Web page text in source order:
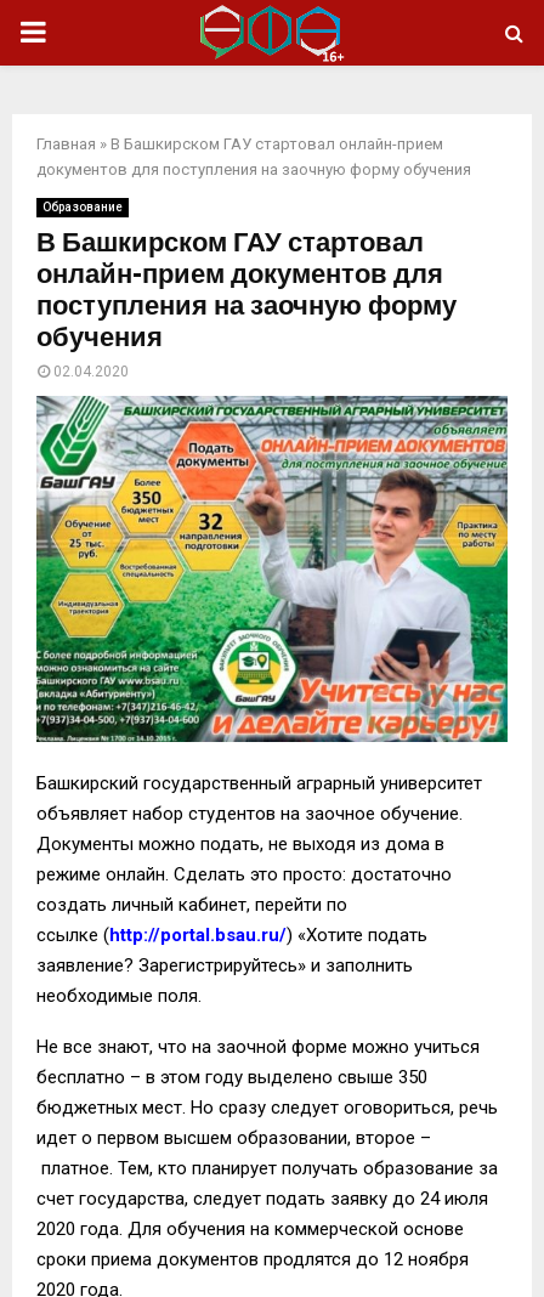
ОСНОВНОЕ
Главная » В Башкирском ГАУ стартовал онлайн-прием
документов для поступления на заочную форму обучения
Образование
В Башкирском ГАУ стартовал
онлайн-прием документов для
поступления на заочную форму
обучения
02.04.2020
Башкирский государственный аграрный университет
объявляет набор студентов на заочное обучение.
Документы можно подать, не выходя из дома в
режиме онлайн. Сделать это просто: достаточно
создать личный кабинет, перейти по
ссылке (http://portal.bsau.ru/) «Хотите подать
заявление? Зарегистрируйтесь» и заполнить
необходимые поля.
Не все знают, что на заочной форме можно учиться
бесплатно – в этом году выделено свыше 350
бюджетных мест. Но сразу следует оговориться, речь
идет о первом высшем образовании, второе –
платное. Тем, кто планирует получать образование за
счет государства, следует подать заявку до 24 июля
2020 года. Для обучения на коммерческой основе
сроки приема документов продлятся до 12 ноября
2020 года.